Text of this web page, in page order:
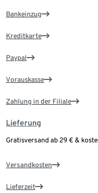
Bankeinzug
Kreditkarte
Paypal
Vorauskasse
Zahlung in der Filiale
Lieferung
Gratisversand ab 29 € &
Versandkosten
Lieferzeit